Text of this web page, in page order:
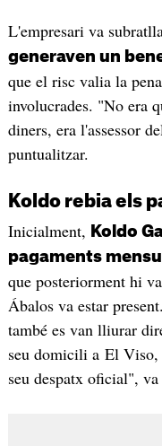
L'empresari va
generaven un
que el risc valia la
involucrades. "No era
diners, era l'assessor
puntualitzar.
Koldo rebia els
Inicialment,
Koldo
pagaments
que posteriorment hi
Ábalos va estar
també es van lliurar
seu domicili a El
seu despatx oficial", va